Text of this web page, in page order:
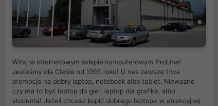
Witaj w internetowym sklepie komputerowym ProLine!
Jesteśmy dla Ciebie od 1993 roku! U nas zawsze trwa
promocja na dobry laptop, notebook albo tablet. Nieważne
czy ma to być laptop do gier, laptop dla grafika, albo
studenta! Jeżeli chcesz kupić dobrego laptopa w atrakcyjnej